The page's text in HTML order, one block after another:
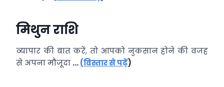
मिथुन राशि
व्‍यापार की बात करें, तो आपको नुकसान होने की वजह
से अपना मौजूदा …(विस्तार से पढ़ें)